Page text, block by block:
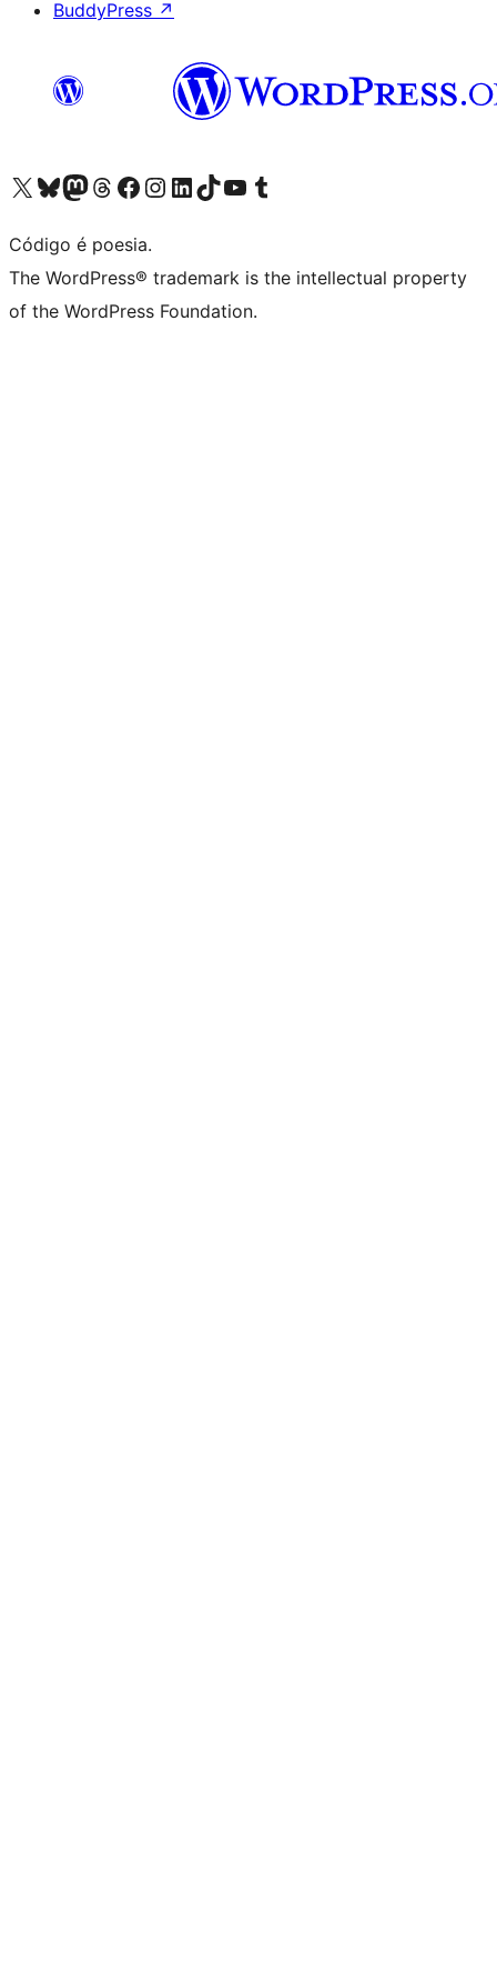
BuddyPress ↗
Acessar nossa conta do X (antigo Twitter)
Acessar nossa conta do Bluesky
Acessar nossa conta do Mastodon
Acessar nossa conta do Threads
Acessar nossa página do Facebook
Acessar nossa conta do Instagram
Acessar nossa conta do LinkedIn
Acessar nossa conta do TikTok
Acessar nosso canal do YouTube
Acessar nossa conta no Tumblr
Código é poesia.
The WordPress® trademark is the intellectual property
of the WordPress Foundation.